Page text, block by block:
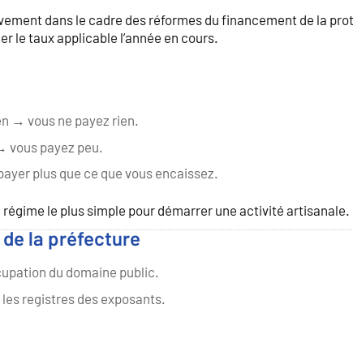
dans le cadre des réformes du financement de la
le taux applicable l’année en cours.
→ vous ne payez rien.
vous payez peu.
plus que ce que vous encaissez.
le plus simple pour démarrer une activité artisanale.
de la préfecture
du domaine public.
registres des exposants.